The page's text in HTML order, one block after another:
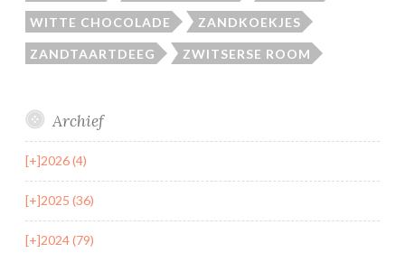
WITTE CHOCOLADE ZANDKOEKJES
ZANDTAARTDEEG ZWITSERSE ROOM
Archief
[+]2026 (4)
[+]2025 (36)
[+]2024 (79)